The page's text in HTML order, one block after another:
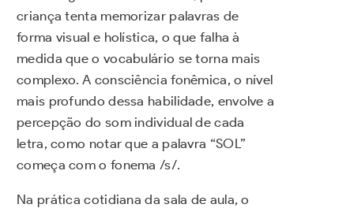
criança tenta memorizar palavras de
forma visual e holística, o que falha à
medida que o vocabulário se torna mais
complexo. A consciência fonêmica, o nível
mais profundo dessa habilidade, envolve a
percepção do som individual de cada
letra, como notar que a palavra “SOL”
começa com o fonema /s/.
Na prática cotidiana da sala de aula, o